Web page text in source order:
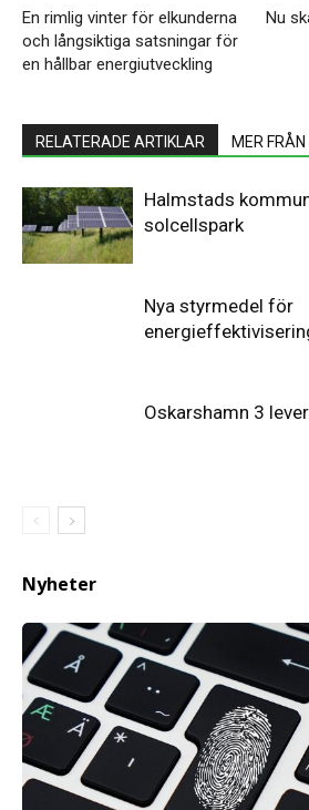
En rimlig vinter för elkunderna
och långsiktiga satsningar för
en hållbar energiutveckling
Nu
RELATERADE ARTIKLAR MER
Halmstads
solcellspark
Nya styrmedel för
Oskarshamn 3
Nyheter
Elförsörjningen
har
inte
påverkats
av
dataintrånget
bedömer